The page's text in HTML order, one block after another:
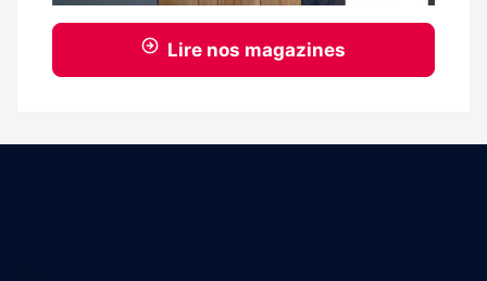
Lire nos magazines